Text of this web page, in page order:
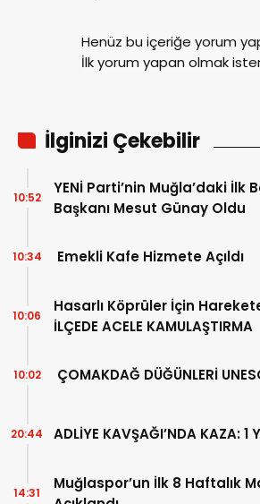
Henüz bu içeriğe yorum
İlk yorum yapan olmak
İlginizi Çekebilir
YENİ Parti’nin Muğla’daki İlk
Başkanı Mesut Günay Oldu
10:52
Emekli Kafe Hizmete Açıldı
10:34
Hasarlı Köprüler İçin
İLÇEDE ACELE KAMULAŞTIRMA
10:06
ÇOMAKDAĞ DÜĞÜNLERİ
10:02
ADLİYE KAVŞAĞI’NDA KAZA: 1
20:44
Muğlaspor’un İlk 8 Haftalık
14:31